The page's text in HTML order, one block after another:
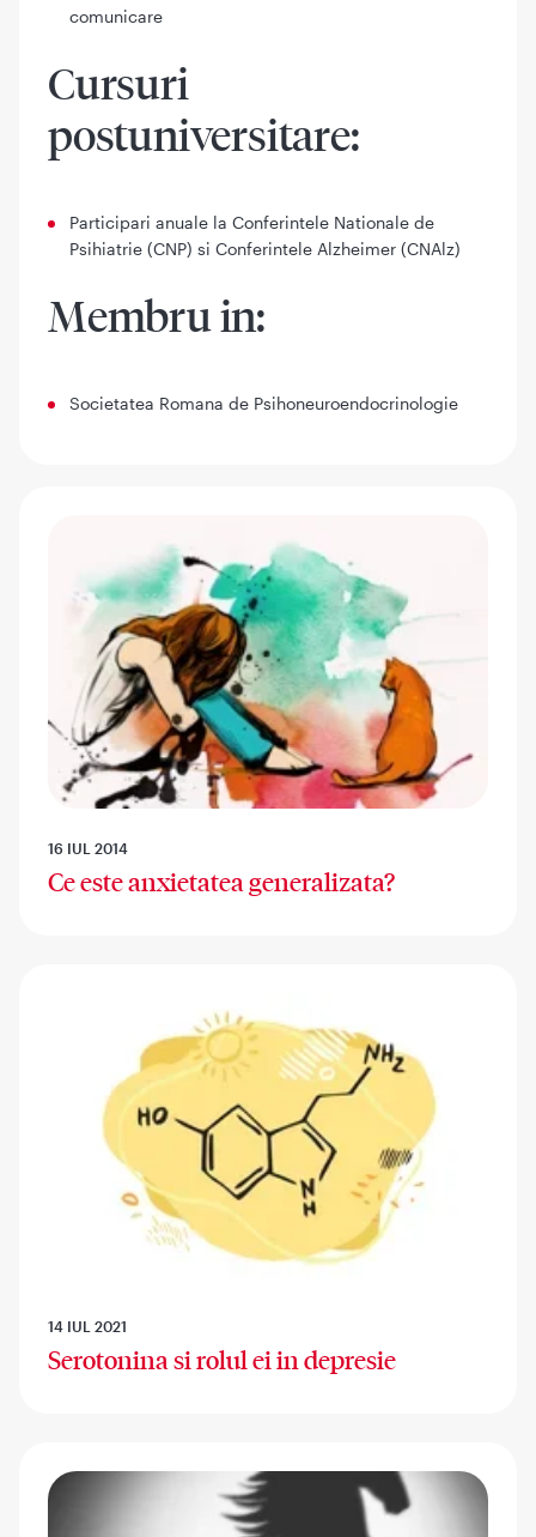
comunicare
Cursuri
postuniversitare:
Participari anuale la Conferintele Nationale de
Psihiatrie (CNP) si Conferintele Alzheimer (CNAlz)
Membru in:
Societatea Romana de Psihoneuroendocrinologie
16 IUL 2014
Ce este anxietatea generalizata?
14 IUL 2021
Serotonina si rolul ei in depresie